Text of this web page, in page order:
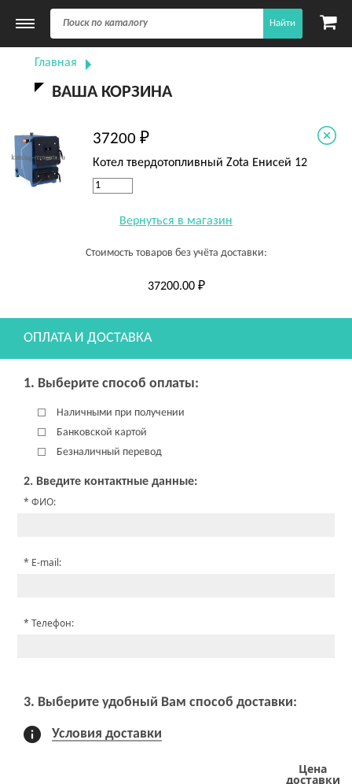
Найти
Главная
ВАША КОРЗИНА
Котел твердотопливный Zota Енисей 12
37200 ₽
Вернуться в магазин
Стоимость товаров без учёта доставки:
37200.00 ₽
ОПЛАТА И ДОСТАВКА
1. Выберите способ оплаты:
Наличными при получении
Банковской картой
Безналичный перевод
2. Введите контактные данные:
ФИО:
E-mail:
Телефон:
3. Выберите удобный Вам способ доставки:
Условия доставки
Цена
доставки